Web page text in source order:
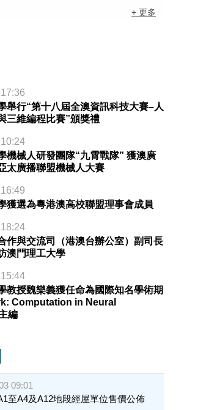
+ 更多
舉行“第十八屆全澳資訊科技大賽–人
三維編程比賽”頒獎禮
機械人研發團隊“九霄戰隊” 獲澳廣
太廣播聯盟機械人大賽
獲選為粵港澳高校聯盟理事會成員
作與交流司（港澳台辦公室）副司長
澳門理工大學
教授魏樂義獲任命為國際知名學術期
Computation in Neural
編
09:01
至A4及A12地段經屋單位售價公佈